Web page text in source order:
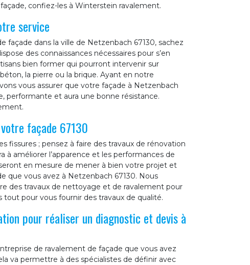
confiez-les à Winterstein ravalement.
service
façade dans la ville de Netzenbach 67130, sachez
des connaissances nécessaires pour s’en
bien former qui pourront intervenir sur
la pierre ou la brique. Ayant en notre
vous assurer que votre façade à Netzenbach
performante et aura une bonne résistance.
façade 67130
fissures ; pensez à faire des travaux de rénovation
améliorer l’apparence et les performances de
en mesure de mener à bien votre projet et
que vous avez à Netzenbach 67130. Nous
des travaux de nettoyage et de ravalement pour
pour vous fournir des travaux de qualité.
pour réaliser un diagnostic et devis à
de ravalement de façade que vous avez
va permettre à des spécialistes de définir avec